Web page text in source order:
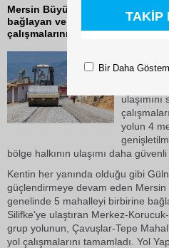
Mersin Büyükşehir Belediyesi,
bağlayan ve Silifke ulaşımını
çalışmalarını tamamladı.
11
Mersin
yolun 4
bölge halkının ulaşımı daha
Kentin her yanında olduğu gibi
güçlendirmeye devam eden
genelinde 5 mahalleyi birbirine
Silifke'ye ulaştıran Merkez-
grup yolunun, Çavuşlar-Tepe
yol çalışmalarını tamamladı. Yol
TAKİP
Bir Daha